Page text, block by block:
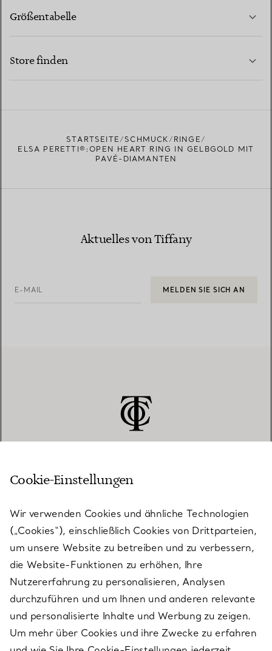
Größentabelle
Store finden
STARTSEITE SCHMUCK
RINGE
ELSA PERETTI®:OPEN HEART RING IN GELBGOLD MIT
PAVÉ-DIAMANTEN
Aktuelles von Tiffany
E-MAIL MELDEN SIE SICH AN
KUNDENSERVICE
SERVICES
ÜBER TIFFANY & CO.
RECHTLICHE HINWEISE
Cookie-Einstellungen
Wir verwenden Cookies und ähnliche Technologien
(„Cookies“), einschließlich Cookies von Drittparteien,
um unsere Website zu betreiben und zu verbessern,
die Website-Funktionen zu erhöhen, Ihre
Nutzererfahrung zu personalisieren, Analysen
durchzuführen und um Ihnen und anderen relevante
und personalisierte Inhalte und Werbung zu zeigen.
Um mehr über Cookies und ihre Zwecke zu erfahren